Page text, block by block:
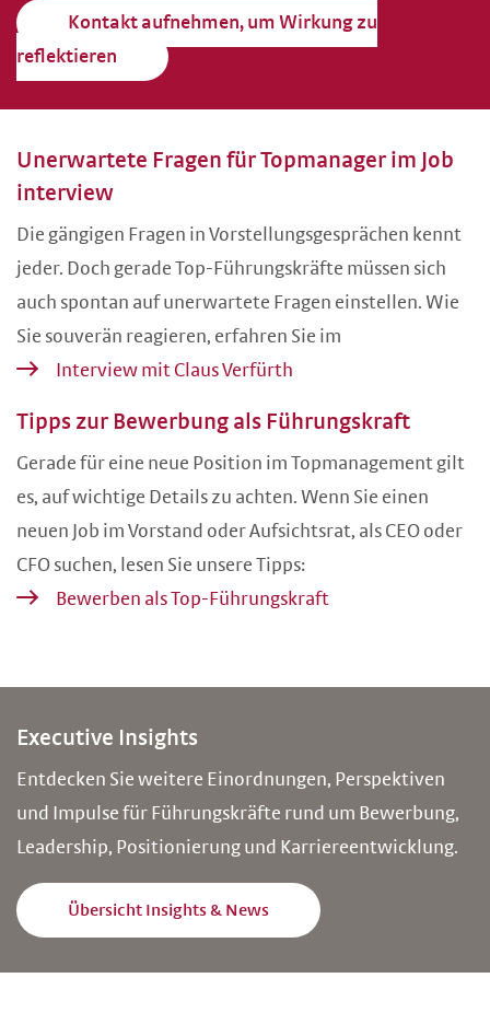
Kontakt aufnehmen, um Wirkung zu
reflektieren
Unerwartete Fragen für Topmanager im Job
interview
Die gängigen Fragen in Vorstellungsgesprächen kennt
jeder. Doch gerade Top-Führungskräfte müssen sich
auch spontan auf unerwartete Fragen einstellen. Wie
Sie souverän reagieren, erfahren Sie im
Interview mit Claus Verfürth
Tipps zur Bewerbung als Führungskraft
Gerade für eine neue Position im Topmanagement gilt
es, auf wichtige Details zu achten. Wenn Sie einen
neuen Job im Vorstand oder Aufsichtsrat, als CEO oder
CFO suchen, lesen Sie unsere Tipps:
Bewerben als Top-Führungskraft
Executive Insights
Entdecken Sie weitere Einordnungen, Perspektiven
und Impulse für Führungskräfte rund um Bewerbung,
Leadership, Positionierung und Karriereentwicklung.
Übersicht Insights & News